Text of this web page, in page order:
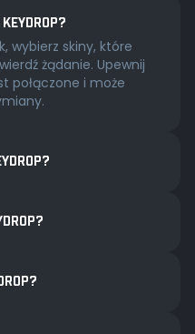
wybierz skiny, które
żądanie. Upewnij
połączone i może